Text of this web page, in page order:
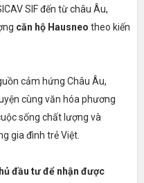
SIF đến từ châu Âu,
căn hộ Hausneo theo kiến
cảm hứng Châu Âu,
cùng văn hóa phương
sống chất lượng và
gia đình trẻ Việt.
đầu tư để nhận được